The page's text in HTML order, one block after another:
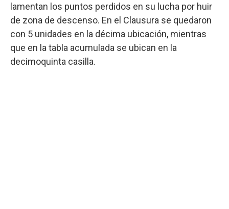
lamentan los puntos perdidos en su lucha por huir
de zona de descenso. En el Clausura se quedaron
con 5 unidades en la décima ubicación, mientras
que en la tabla acumulada se ubican en la
decimoquinta casilla.